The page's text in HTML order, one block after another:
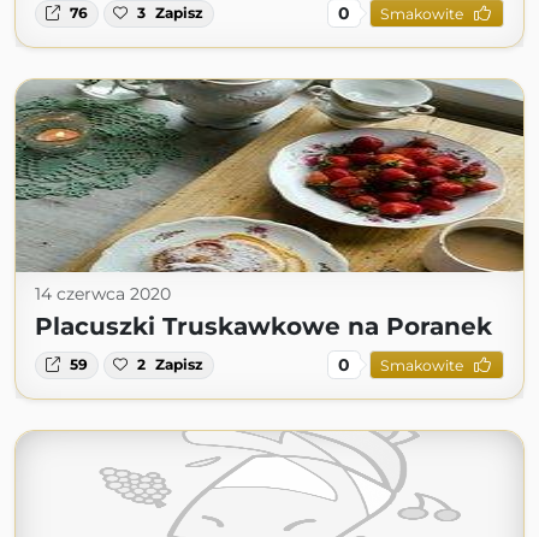
76 3 Zapisz 0 Smakowite
14 czerwca 2020
Placuszki Truskawkowe na Poranek
59 2 Zapisz 0 Smakowite